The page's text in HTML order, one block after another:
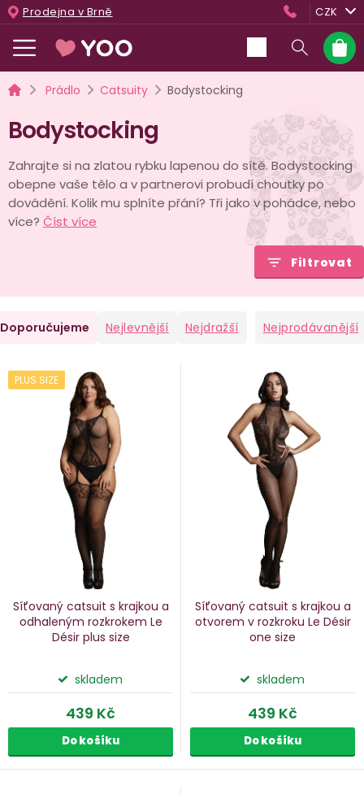
Přejít
na
obsah
Prodejna v Brně CZK
košík
DomůPrádlo Catsuity Bodystocking
Bodystocking
Zahrajte si na zlatou rybku lapenou do sítě. Bodystocking
obepne vaše tělo a v partnerovi probudí choutky po
dovádění. Kolik mu splníte přání? Tři jako v pohádce, nebo
více? Číst více
Filtrovat
Doporučujeme Nejlevnější Nejdražší Nejprodávanější
VPLUS SIZE
Síťovaný catsuit s krajkou a
odhaleným rozkrokem Le
Désir plus size
skladem
439 Kč
Do košíku
Síťovaný catsuit s krajkou a
otvorem v rozkroku Le Désir
one size
skladem
439 Kč
Do košíku